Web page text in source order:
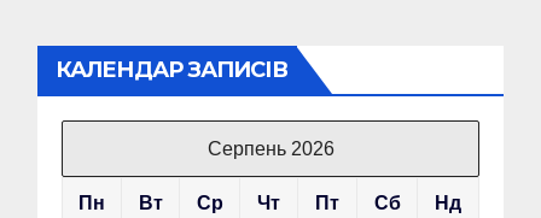
КАЛЕНДАР ЗАПИСІВ
Серпень 2026
Пн Вт Ср Чт Пт Сб Нд